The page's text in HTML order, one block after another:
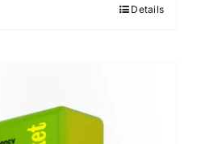
Details